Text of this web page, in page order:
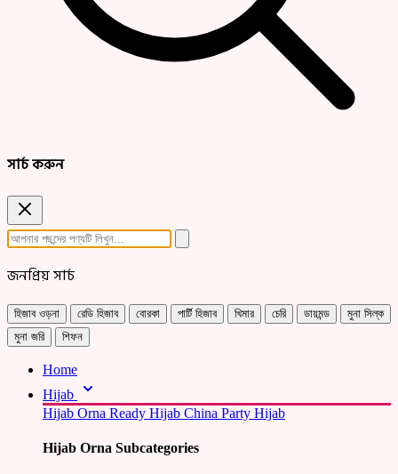
সার্চ করুন
জনপ্রিয় সার্চ
হিজাব ওড়না রেডি হিজাব বোরকা পার্টি হিজাব খিমার চেরি ডায়মন্ড
মুনা সিল্ক
মুনা জরি
শিফন
Home
Hijab
Hijab Orna Ready Hijab China Party Hijab
Hijab Orna Subcategories